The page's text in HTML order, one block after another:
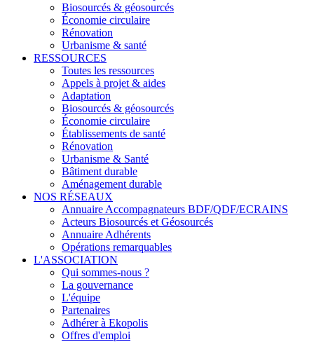
Biosourcés & géosourcés
Économie circulaire
Rénovation
Urbanisme & santé
RESSOURCES
Toutes les ressources
Appels à projet & aides
Adaptation
Biosourcés & géosourcés
Économie circulaire
Établissements de santé
Rénovation
Urbanisme & Santé
Bâtiment durable
Aménagement durable
NOS RÉSEAUX
Annuaire Accompagnateurs BDF/QDF/ECRAINS
Acteurs Biosourcés et Géosourcés
Annuaire Adhérents
Opérations remarquables
L'ASSOCIATION
Qui sommes-nous ?
La gouvernance
L'équipe
Partenaires
Adhérer à Ekopolis
Offres d'emploi